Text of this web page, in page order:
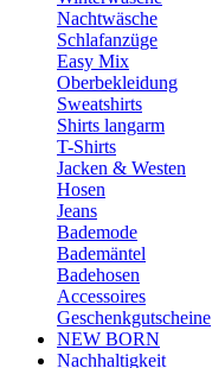
Nachtwäsche
Schlafanzüge
Easy Mix
Oberbekleidung
Sweatshirts
Shirts langarm
T-Shirts
Jacken & Westen
Hosen
Jeans
Bademode
Bademäntel
Badehosen
Accessoires
Geschenkgutscheine
NEW BORN
Nachhaltigkeit